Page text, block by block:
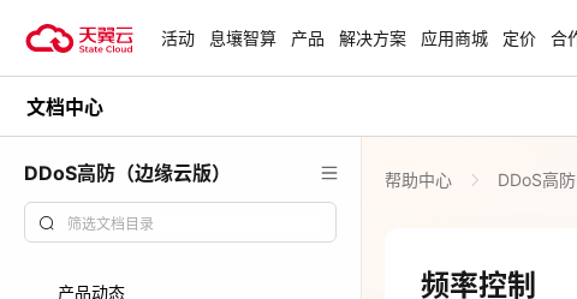
试用，产品折扣等，助您降本增
安全隔离版
活动 息壤智算 产品 解决方案 应用商城 定价 合
文档中心
DDoS高防（边缘云版）
产品动态
帮助中心 DDoS高
频率控制